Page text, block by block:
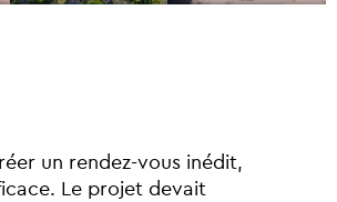
un rendez-vous inédit,
Le projet devait